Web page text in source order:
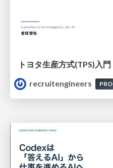
トヨタ⽣産⽅式(TPS)⼊⾨
recruitengineers
PRO